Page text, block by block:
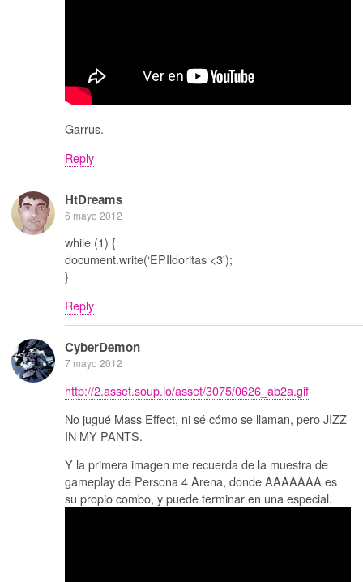
Garrus.
Reply
HtDreams
6 mayo 2012
while (1) {
document.write(‘EPIldoritas <3');
}
Reply
CyberDemon
7 mayo 2012
http://2.asset.soup.io/asset/3075/0626_ab2a.gif
No jugué Mass Effect, ni sé cómo se llaman, pero JIZZ
IN MY PANTS.
Y la primera imagen me recuerda de la muestra de
gameplay de Persona 4 Arena, donde AAAAAAA es
su propio combo, y puede terminar en una especial.